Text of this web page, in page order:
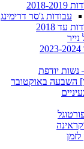
2019
עבודות ג'סר דרימינג
עד 2018
נשות יודפת
השבעה באוקטובר